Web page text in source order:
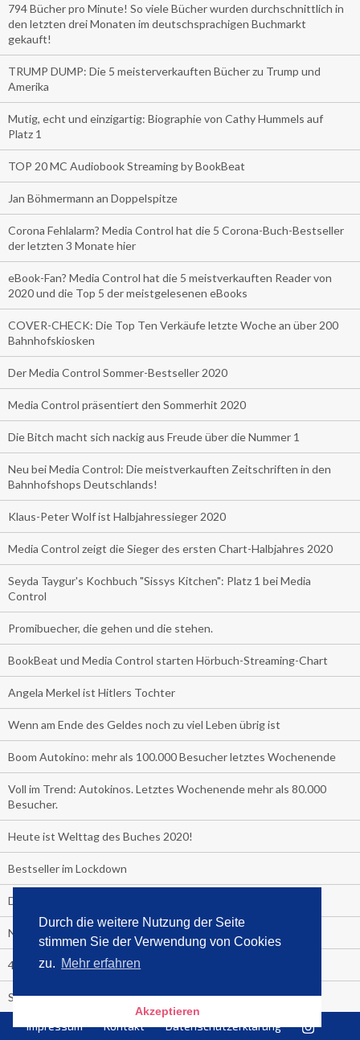
Durch die weitere Nutzung der Seite
stimmen Sie der Verwendung von Cookies
zu. Mehr erfahren
Akzeptieren
794 Bücher pro Minute! So viele Bücher wurden durchschnittlich in
den letzten drei Monaten im deutschsprachigen Buchmarkt
gekauft!
TRUMP DUMP: Die 5 meisterverkauften Bücher zu Trump und
Amerika
Mutig, echt und einzigartig: Biographie von Cathy Hummels auf
Platz 1
TOP 20 MC Audiobook Streaming by BookBeat
Jan Böhmermann an Doppelspitze
Corona Fehlalarm? Media Control hat die 5 Corona-Buch-Bestseller
der letzten 3 Monate hier
eBook-Fan? Media Control hat die 5 meistverkauften Reader von
2020 und die Top 5 der meistgelesenen eBooks
COVER-CHECK: Die Top Ten Verkäufe letzte Woche an über 200
Bahnhofskiosken
Der Media Control Sommer-Bestseller 2020
Media Control präsentiert den Sommerhit 2020
Die Bitch macht sich nackig aus Freude über die Nummer 1
Neu bei Media Control: Die meistverkauften Zeitschriften in den
Bahnhofshops Deutschlands!
Klaus-Peter Wolf ist Halbjahressieger 2020
Media Control zeigt die Sieger des ersten Chart-Halbjahres 2020
Seyda Taygur's Kochbuch "Sissys Kitchen": Platz 1 bei Media
Control
Promibuecher, die gehen und die stehen.
BookBeat und Media Control starten Hörbuch-Streaming-Chart
Angela Merkel ist Hitlers Tochter
Wenn am Ende des Geldes noch zu viel Leben übrig ist
Boom Autokino: mehr als 100.000 Besucher letztes Wochenende
Voll im Trend: Autokinos. Letztes Wochenende mehr als 80.000
Besucher.
Heute ist Welttag des Buches 2020!
Bestseller im Lockdown
Das unglaubliche Hochbeet
Nr. 1 Gesundheit ist das Corona-Handbuch
4 Wochen Fastenzeit!
Sensationell: "Der ewige Faschismus"
TV-Straßenfeger
Impressum Kontakt Datenschutzerklärung